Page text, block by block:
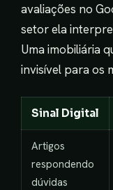
avaliações no
setor ela
Uma imobiliária
invisível para os
Sinal Digital
Artigos
respondendo
dúvidas